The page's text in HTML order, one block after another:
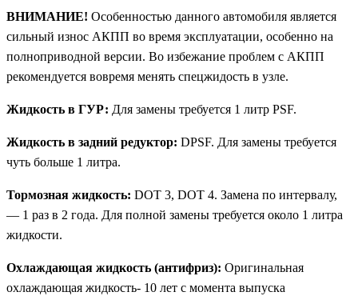
ВНИМАНИЕ! Особенностью данного автомобиля является
сильный износ АКПП во время эксплуатации, особенно на
полноприводной версии. Во избежание проблем с АКПП
рекомендуется вовремя менять спецжидость в узле.
Жидкость в ГУР: Для замены требуется 1 литр PSF.
Жидкость в задний редуктор: DPSF. Для замены требуется
чуть больше 1 литра.
Тормозная жидкость: DOT 3, DOT 4. Замена по интервалу,
— 1 раз в 2 года. Для полной замены требуется около 1 литра
жидкости.
Охлаждающая жидкость (антифриз): Оригинальная
охлаждающая жидкость- 10 лет с момента выпуска